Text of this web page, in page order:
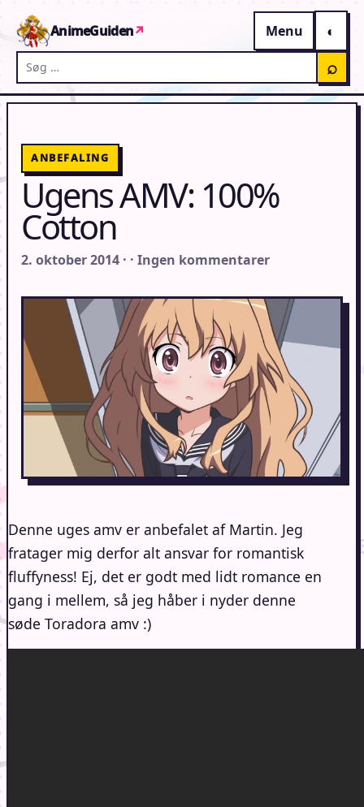
AnimeGuiden↗
Menu
Søg på AnimeGuiden
⌕
ANBEFALING
Ugens AMV: 100%
Cotton
2. oktober 2014 · · Ingen kommentarer
Denne uges amv er anbefalet af Martin. Jeg
fratager mig derfor alt ansvar for romantisk
fluffyness! Ej, det er godt med lidt romance en
gang i mellem, så jeg håber i nyder denne
søde Toradora amv :)